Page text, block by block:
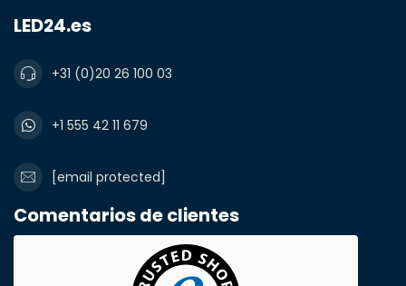
Nombre de la empresa
LED24.es
+31 (0)20 26 100 03
+1 555 42 11 679
[email protected]
Comentarios de clientes